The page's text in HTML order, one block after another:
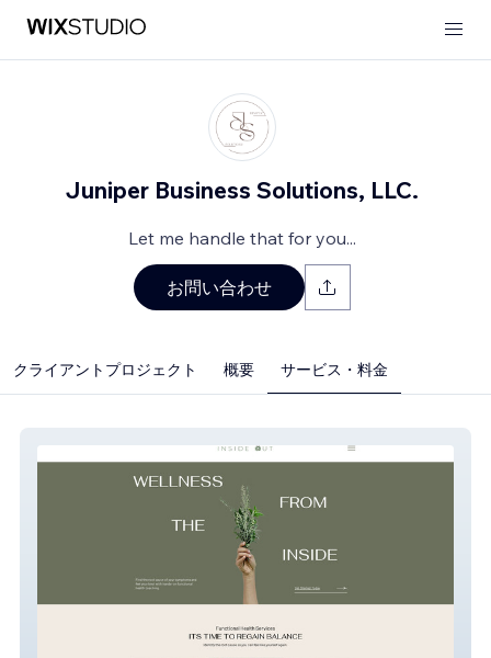
Juniper Business Solutions, LLC.
Let me handle that for you...
お問い合わせ
クライアントプロジェクト 概要 サービス・料金